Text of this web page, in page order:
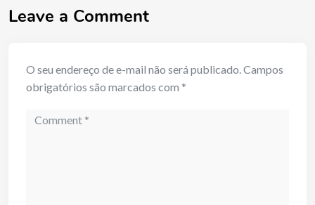
Leave a Comment
O seu endereço de e-mail não será publicado. Campos
obrigatórios são marcados com *
Comment